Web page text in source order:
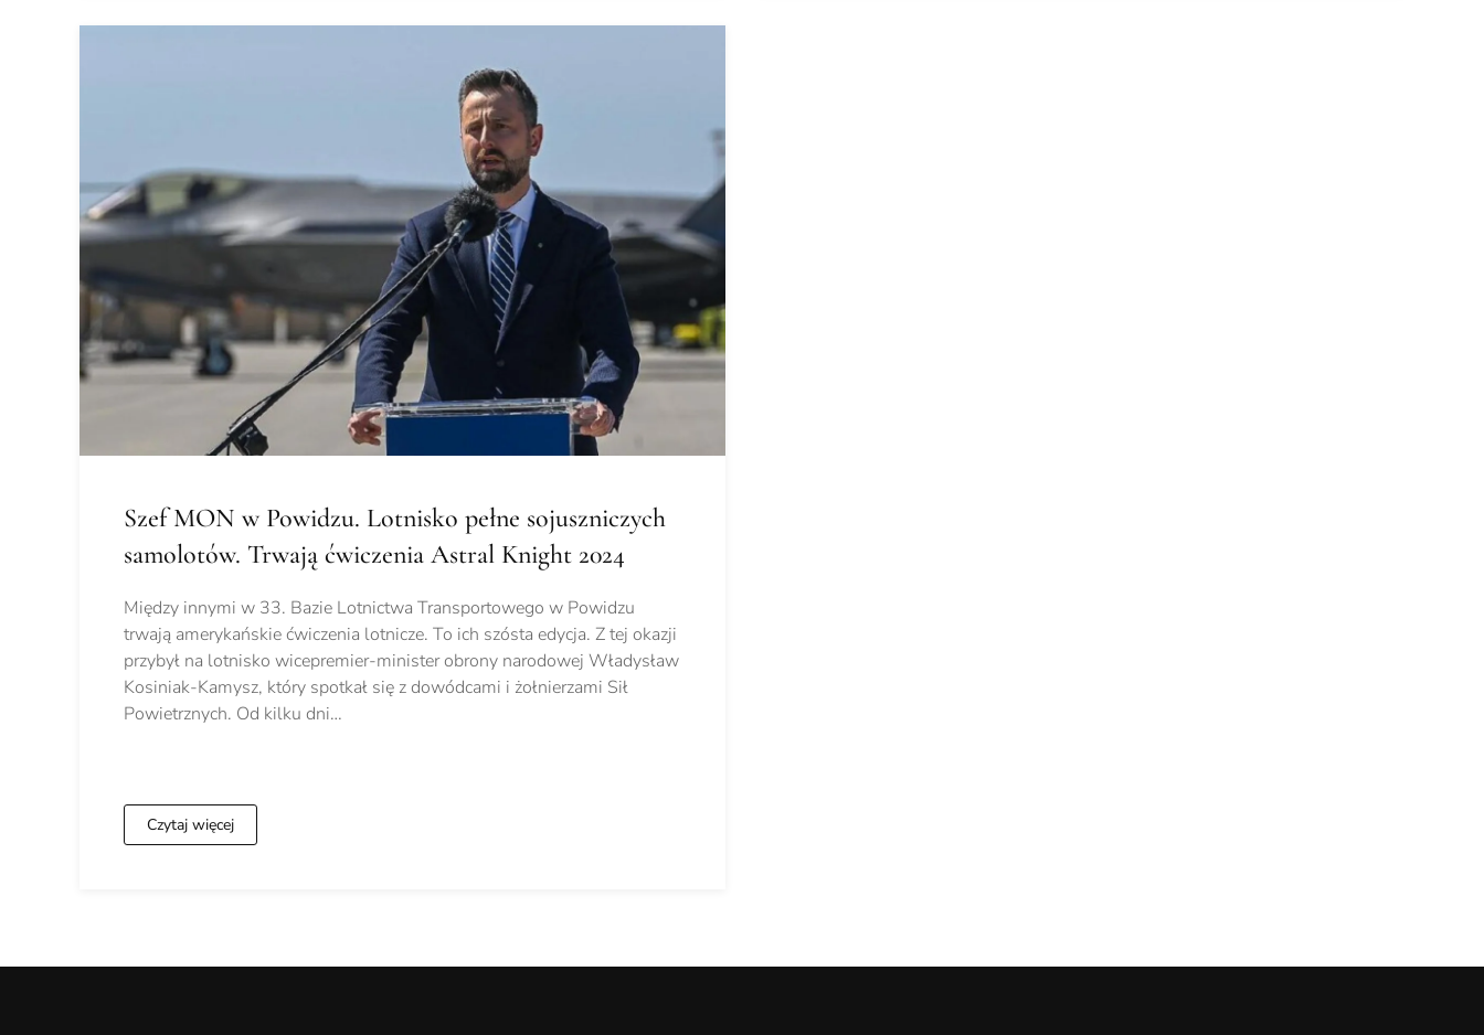
Szef MON w Powidzu. Lotnisko pełne sojuszniczych
samolotów. Trwają ćwiczenia Astral Knight 2024
Między innymi w 33. Bazie Lotnictwa Transportowego w Powidzu
trwają amerykańskie ćwiczenia lotnicze. To ich szósta edycja. Z tej okazji
przybył na lotnisko wicepremier-minister obrony narodowej Władysław
Kosiniak-Kamysz, który spotkał się z dowódcami i żołnierzami Sił
Powietrznych. Od kilku dni…
Czytaj więcej